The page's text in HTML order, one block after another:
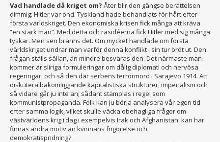
Vad handlade då kriget om? Åter blir den gängse berättelsen
dimmig: Hitler var ond. Tyskland hade behandlats för hårt efter
första världskriget. Den ekonomiska krisen fick många att kräva
”en stark man”. Med detta och rasidéerna fick Hitler med sig många
tyskar. Men sen bränns det. Om mycket handlade om första
världskriget undrar man varför denna konflikt i sin tur bröt ut. Den
frågan ställs sällan, än mindre besvaras den. Det närmaste man
kommer är sliriga formuleringar om dålig diplomati och nervösa
regeringar, och så den där serbens terrormord i Sarajevo 1914. Att
diskutera bakomliggande kapitalistiska strukturer, imperialism och
så vidare går ju inte an; sådant stämplas i regel som
kommunistpropaganda. Folk kan ju börja analysera vår egen tid
efter samma logik, vilket skulle väcka obehagliga frågor om
västvärldens krig i dag i exempelvis Irak och Afghanistan: kan här
finnas andra motiv än kvinnans frigörelse och
demokratispridning?